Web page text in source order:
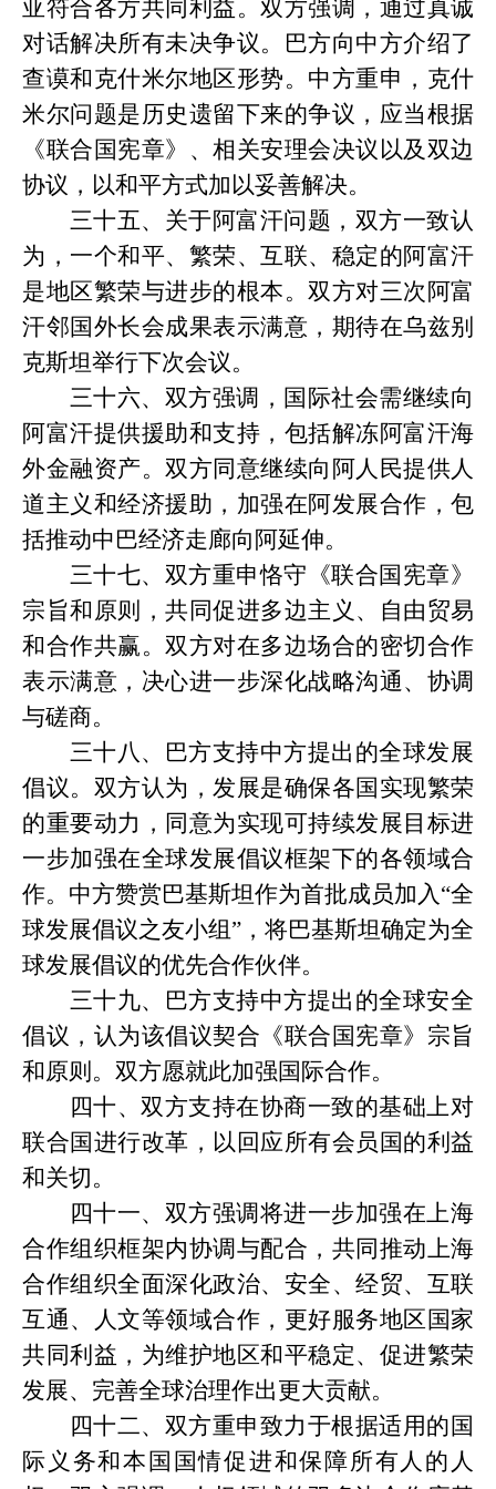
亚符合各方共同利益。双方强调，通过真诚
对话解决所有未决争议。巴方向中方介绍了
查谟和克什米尔地区形势。中方重申，克什
米尔问题是历史遗留下来的争议，应当根据
《联合国宪章》、相关安理会决议以及双边
协议，以和平方式加以妥善解决。
三十五、关于阿富汗问题，双方一致认
为，一个和平、繁荣、互联、稳定的阿富汗
是地区繁荣与进步的根本。双方对三次阿富
汗邻国外长会成果表示满意，期待在乌兹别
克斯坦举行下次会议。
三十六、双方强调，国际社会需继续向
阿富汗提供援助和支持，包括解冻阿富汗海
外金融资产。双方同意继续向阿人民提供人
道主义和经济援助，加强在阿发展合作，包
括推动中巴经济走廊向阿延伸。
三十七、双方重申恪守《联合国宪章》
宗旨和原则，共同促进多边主义、自由贸易
和合作共赢。双方对在多边场合的密切合作
表示满意，决心进一步深化战略沟通、协调
与磋商。
三十八、巴方支持中方提出的全球发展
倡议。双方认为，发展是确保各国实现繁荣
的重要动力，同意为实现可持续发展目标进
一步加强在全球发展倡议框架下的各领域合
作。中方赞赏巴基斯坦作为首批成员加入“全
球发展倡议之友小组”，将巴基斯坦确定为全
球发展倡议的优先合作伙伴。
三十九、巴方支持中方提出的全球安全
倡议，认为该倡议契合《联合国宪章》宗旨
和原则。双方愿就此加强国际合作。
四十、双方支持在协商一致的基础上对
联合国进行改革，以回应所有会员国的利益
和关切。
四十一、双方强调将进一步加强在上海
合作组织框架内协调与配合，共同推动上海
合作组织全面深化政治、安全、经贸、互联
互通、人文等领域合作，更好服务地区国家
共同利益，为维护地区和平稳定、促进繁荣
发展、完善全球治理作出更大贡献。
四十二、双方重申致力于根据适用的国
际义务和本国国情促进和保障所有人的人